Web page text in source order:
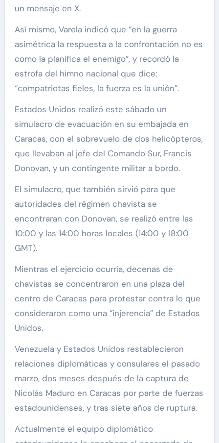
un mensaje en X.
Así mismo, Varela indicó que “en la guerra
asimétrica la respuesta a la confrontación no es
como la planifica el enemigo”, y recordó la
estrofa del himno nacional que dice:
“compatriotas fieles, la fuerza es la unión”.
Estados Unidos realizó este sábado un
simulacro de evacuación en su embajada en
Caracas, con el sobrevuelo de dos helicópteros,
que llevaban al jefe del Comando Sur, Francis
Donovan, y un contingente militar a bordo.
El simulacro, que también sirvió para que
autoridades del régimen chavista se
encontraran con Donovan, se realizó entre las
10:00 y las 14:00 horas locales (14:00 y 18:00
GMT).
Mientras el ejercicio ocurría, decenas de
chavistas se concentraron en una plaza del
centro de Caracas para protestar contra lo que
consideraron como una “injerencia” de Estados
Unidos.
Venezuela y Estados Unidos restablecieron
relaciones diplomáticas y consulares el pasado
marzo, dos meses después de la captura de
Nicolás Maduro en Caracas por parte de fuerzas
estadounidenses, y tras siete años de ruptura.
Actualmente el equipo diplomático